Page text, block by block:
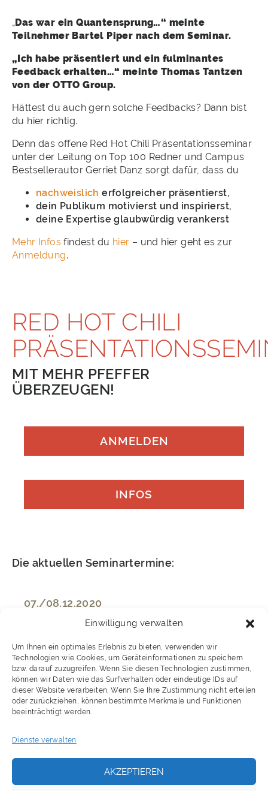
Einwilligung verwalten
Um Ihnen ein optimales Erlebnis zu bieten, verwenden wir
Technologien wie Cookies, um Geräteinformationen zu speichern
bzw. darauf zuzugreifen. Wenn Sie diesen Technologien zustimmen,
können wir Daten wie das Surfverhalten oder eindeutige IDs auf
dieser Website verarbeiten. Wenn Sie Ihre Zustimmung nicht erteilen
oder zurückziehen, können bestimmte Merkmale und Funktionen
beeinträchtigt werden.
Dienste verwalten
AKZEPTIEREN
„ Das war ein Quantensprung…“ meinte
Teilnehmer Bartel Piper nach dem Seminar.
„Ich habe präsentiert und ein fulminantes
Feedback erhalten…“ meinte Thomas Tantzen
von der OTTO Group.
Hättest du auch gern solche Feedbacks? Dann bist
du hier richtig.
Denn das offene Red Hot Chili Präsentationsseminar
unter der Leitung on Top 100 Redner und Campus
Bestsellerautor Gerriet Danz sorgt dafür, dass du
nachweislich erfolgreicher präsentierst,
dein Publikum motivierst und inspirierst,
deine Expertise glaubwürdig verankerst
Mehr Infos findest du hier – und hier geht es zur
Anmeldung.
RED HOT CHILI
MIT MEHR PFEFFER
ÜBERZEUGEN!
ANMELDEN
INFOS
Die aktuellen Seminartermine:
07./08.12.2020
Hamburg
HIER ANMELDEN!